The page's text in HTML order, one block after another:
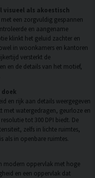
als akoestisch
een zorgvuldig gespannen
en aangename
klinkt het geluid zachter en
in woonkamers en kantoren
versterkt de
en de details van het motief,
en rijk aan details weergegeven
met watergedragen, geurloze en
resolutie tot 300 DPI biedt. De
zelfs in lichte ruimtes,
als in openbare ruimtes.
modern oppervlak met hoge
en een oppervlak dat